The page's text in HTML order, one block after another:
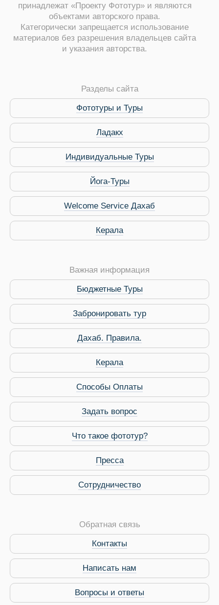
Виза в Индию
принадлежат «Проекту Фототур» и являются
объектами авторского права.
Категорически запрещается использование
материалов без разрешения владельцев сайта
и указания авторства.
Разделы сайта
Фототуры и Туры
Ладакх
Индивидуальные Туры
Йога-Туры
Welcome Service Дахаб
Керала
Важная информация
Бюджетные Туры
Забронировать тур
Дахаб. Правила.
Керала
Способы Оплаты
Задать вопрос
Что такое фототур?
Пресса
Сотрудничество
Обратная связь
Контакты
Написать нам
Вопросы и ответы